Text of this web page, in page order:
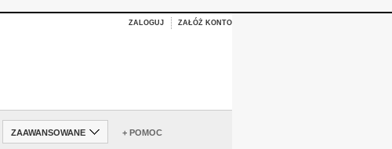
ZALOGUJ ZAŁÓŻ KONTO
ZAAWANSOWANE + POMOC